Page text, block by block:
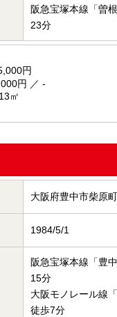
阪急宝塚本線「曽
23分
円
円 ／ -
㎡
大阪府豊中市柴原町
1984/5/1
阪急宝塚本線「豊
15分
大阪モノレール線
徒歩7分